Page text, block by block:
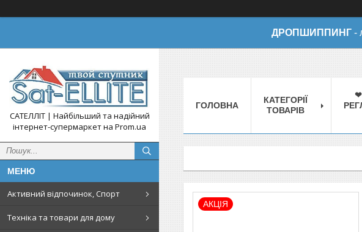
ДРОПШИППИНГ -
САТЕЛЛІТ | Найбільший та надійний
інтернет-супермаркет на Prom.ua
Активний відпочинок, Спорт
Техніка та товари для дому
ГОЛОВНА
КАТЕГОРІЇ
ТОВАРІВ
АКЦІЯ